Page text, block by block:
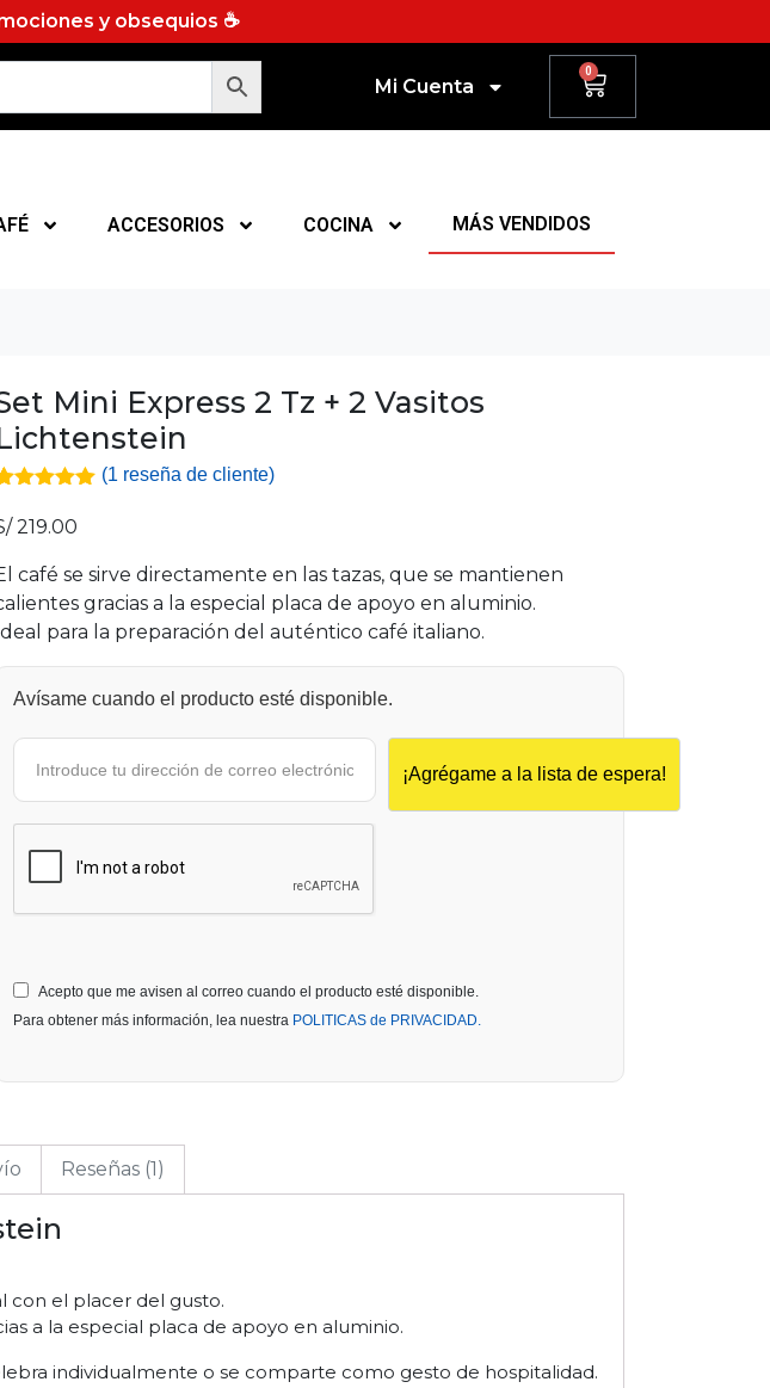
y obsequios ☕
Mi Cuenta
0
ACCESORIOS COCINA MÁS VENDIDOS
Mini Express 2 Tz + 2 Vasitos
en
valoración
(1 reseña de cliente)
219.00
café se sirve directamente en las tazas, que se mantienen
gracias a la especial placa de apoyo en aluminio.
para la preparación del auténtico café italiano.
Avísame cuando el producto esté disponible.
Acepto que me avisen al correo cuando el producto esté disponible.
Para obtener más información, lea nuestra POLITICAS de PRIVACIDAD.
Reseñas (1)
con el placer del gusto.
a la especial placa de apoyo en aluminio.
individualmente o se comparte como gesto de hospitalidad.